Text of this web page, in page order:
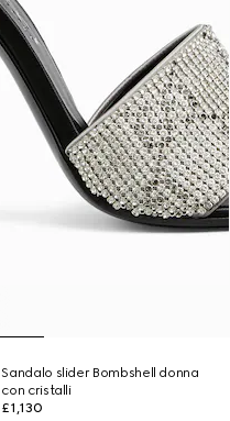
Sandalo slider Bombshell donna
con cristalli
£1,130